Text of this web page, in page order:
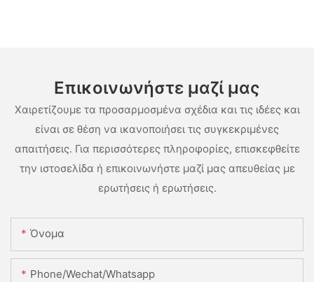
Επικοινωνήστε μαζί μας
Χαιρετίζουμε τα προσαρμοσμένα σχέδια και τις ιδέες και
είναι σε θέση να ικανοποιήσει τις συγκεκριμένες
απαιτήσεις. Για περισσότερες πληροφορίες, επισκεφθείτε
την ιστοσελίδα ή επικοινωνήστε μαζί μας απευθείας με
ερωτήσεις ή ερωτήσεις.
Όνομα
Phone/Wechat/Whatsapp